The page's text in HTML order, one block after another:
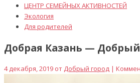
ЦЕНТР СЕМЕЙНЫХ АКТИВНОСТЕЙ
Экология
Для родителей
Добрая Казань —
4 декабря, 2019 от Добрый город |